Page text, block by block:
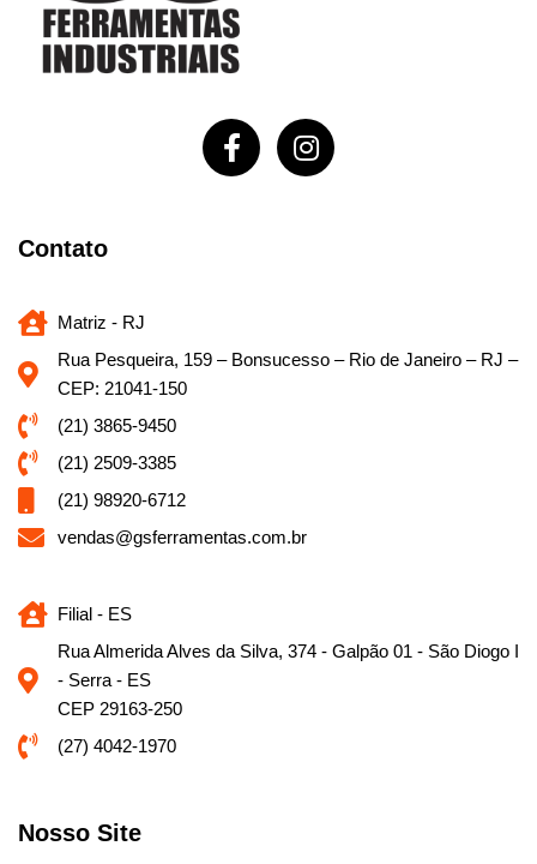
Contato
Matriz - RJ
Rua Pesqueira, 159 – Bonsucesso – Rio de Janeiro – RJ –
CEP: 21041-150
(21) 3865-9450
(21) 2509-3385
(21) 98920-6712
vendas@gsferramentas.com.br
Filial - ES
Rua Almerida Alves da Silva, 374 - Galpão 01 - São Diogo I
- Serra - ES
CEP 29163-250
(27) 4042-1970
Nosso Site